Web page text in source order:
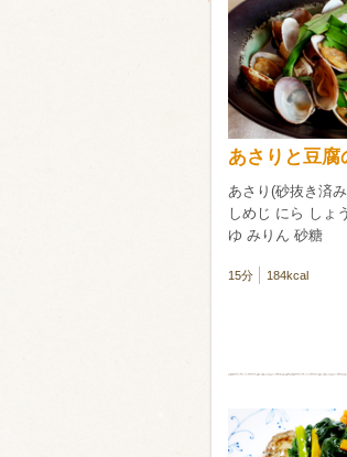
お米・麺
類・穀物
ビール
赤ワイン
あさりと豆腐
あさり(砂抜き済
しめじ にら しょ
ゆ みりん 砂糖
15分 184kcal